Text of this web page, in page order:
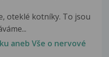
oteklé kotníky. To jsou
aneb Vše o nervové